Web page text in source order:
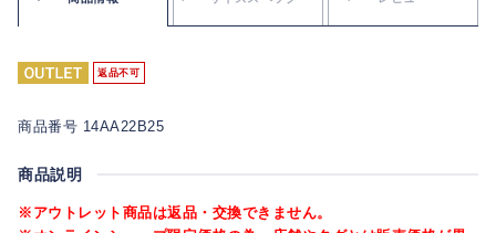
返品不可
商品番号 14AA22B25
商品説明
※アウトレット商品は返品・交換できません。